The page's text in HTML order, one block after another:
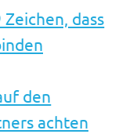
dass
den
achten